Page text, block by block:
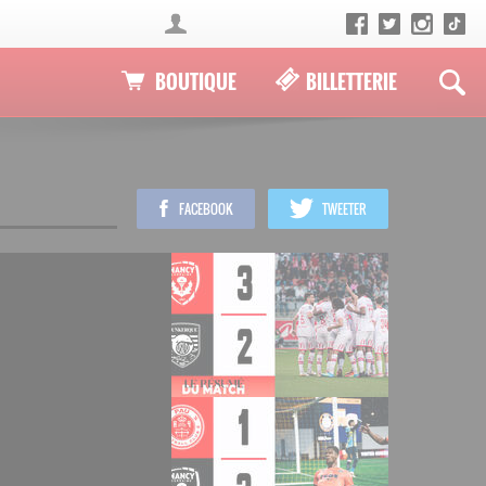
BOUTIQUE BILLETTERIE
FACEBOOK TWEETER